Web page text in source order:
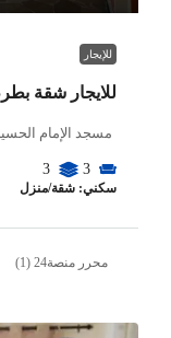
للإيجار
للايجار شقة
مسجد الإمام الحسين عليه
3
3
سكني: شقة/منزل
محرر منصة24 (1)